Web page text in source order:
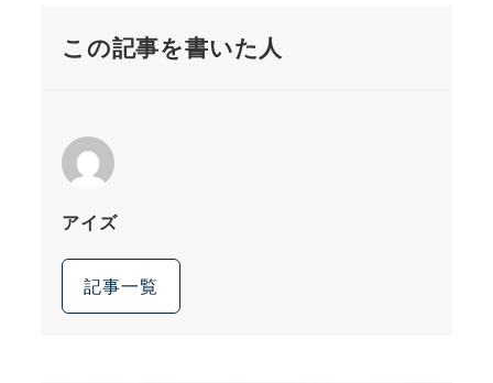
この記事を書いた人
アイズ
記事一覧